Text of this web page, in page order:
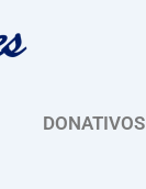
DONATIVOS